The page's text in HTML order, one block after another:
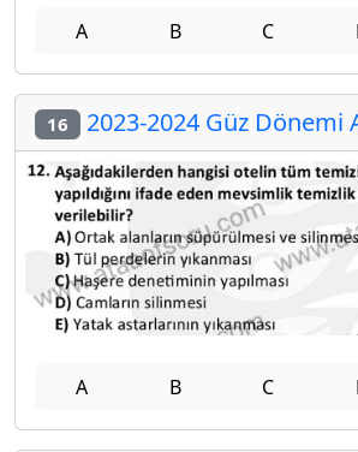
A B C
16 2023-2024 Güz Dönemi
A B C